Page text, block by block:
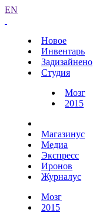
EN
Новое
Инвентарь
Задизайнено
Студия
Мозг
2015
Магазинус
Медиа
Экспресс
Иронов
Журналус
Мозг
2015